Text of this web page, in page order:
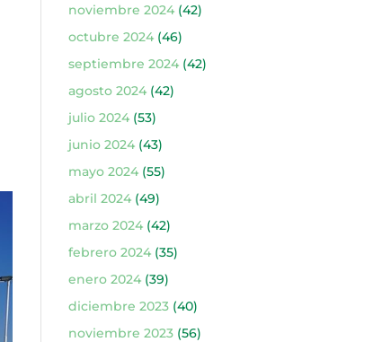
noviembre 2024(42)
octubre 2024(46)
septiembre 2024(42)
agosto 2024(42)
julio 2024(53)
junio 2024(43)
mayo 2024(55)
abril 2024(49)
marzo 2024(42)
febrero 2024(35)
enero 2024(39)
diciembre 2023(40)
noviembre 2023(56)